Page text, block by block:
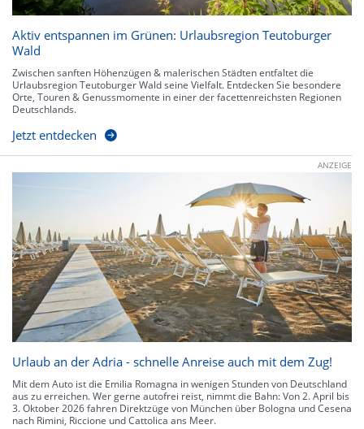
Aktiv entspannen im Grünen: Urlaubsregion Teutoburger
Wald
Zwischen sanften Höhenzügen & malerischen Städten entfaltet die
Urlaubsregion Teutoburger Wald seine Vielfalt. Entdecken Sie besondere
Orte, Touren & Genussmomente in einer der facettenreichsten Regionen
Deutschlands.
Jetzt entdecken
ANZEIGE
Urlaub an der Adria - schnelle Anreise auch mit dem Zug!
Mit dem Auto ist die Emilia Romagna in wenigen Stunden von Deutschland
aus zu erreichen. Wer gerne autofrei reist, nimmt die Bahn: Von 2. April bis
3. Oktober 2026 fahren Direktzüge von München über Bologna und Cesena
nach Rimini, Riccione und Cattolica ans Meer.